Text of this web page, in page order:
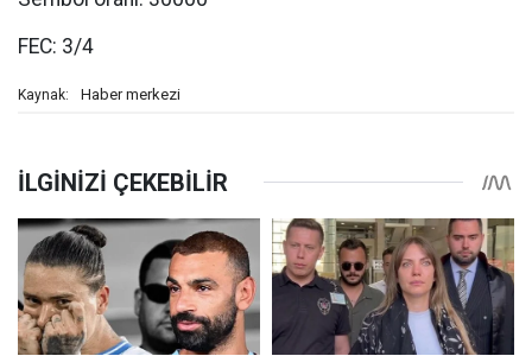
FEC: 3/4
Kaynak: Haber merkezi